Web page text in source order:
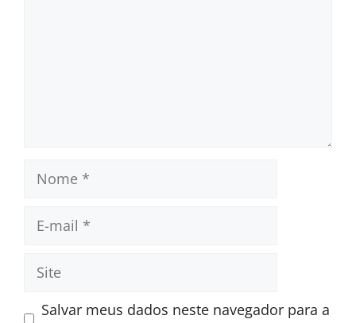
mail
Site
Salvar meus dados neste navegador para a